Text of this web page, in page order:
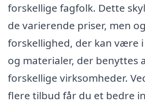
forskellige fagfolk. Dette
de varierende priser, men
forskellighed, der kan være
og materialer, der benyttes
forskellige virksomheder.
flere tilbud får du et bedre